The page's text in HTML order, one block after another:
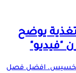
يوضح
"فيديو"
افضل فصل